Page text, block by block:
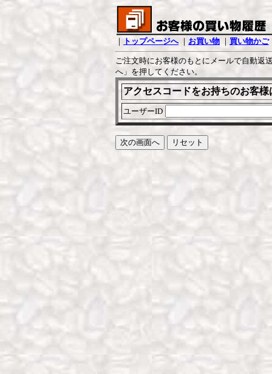
｜ トップページへ｜ お買い物 ｜ 買い物かご
ご注文時にお客様のもとにメールで自動返
へ」を押してください。
アクセスコードをお持ちのお客
ユーザーID